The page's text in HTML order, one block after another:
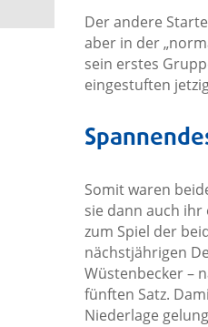
Der andere
aber in der
sein erstes
eingestuften
Somit waren
sie dann auch ihr
zum Spiel der
nächstjährigen
Wüstenbecker –
fünften Satz.
Niederlage